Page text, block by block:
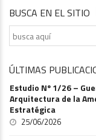
BUSCA EN EL SITIO
ÚLTIMAS
Estudio Nº 1/26 –
Arquitectura de la
Estratégica
25/06/2026